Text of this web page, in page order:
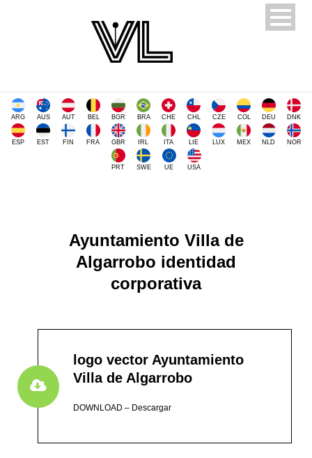
ARG AUS AUT BEL BGR BRA CHE CHL CZE COL DEU DNK
ESP EST FIN FRA GBR IRL ITA LIE LUX MEX NLD NOR
PRT SWE UE USA
Ayuntamiento Villa de
Algarrobo identidad
corporativa
logo vector Ayuntamiento
Villa de Algarrobo
DOWNLOAD – Descargar